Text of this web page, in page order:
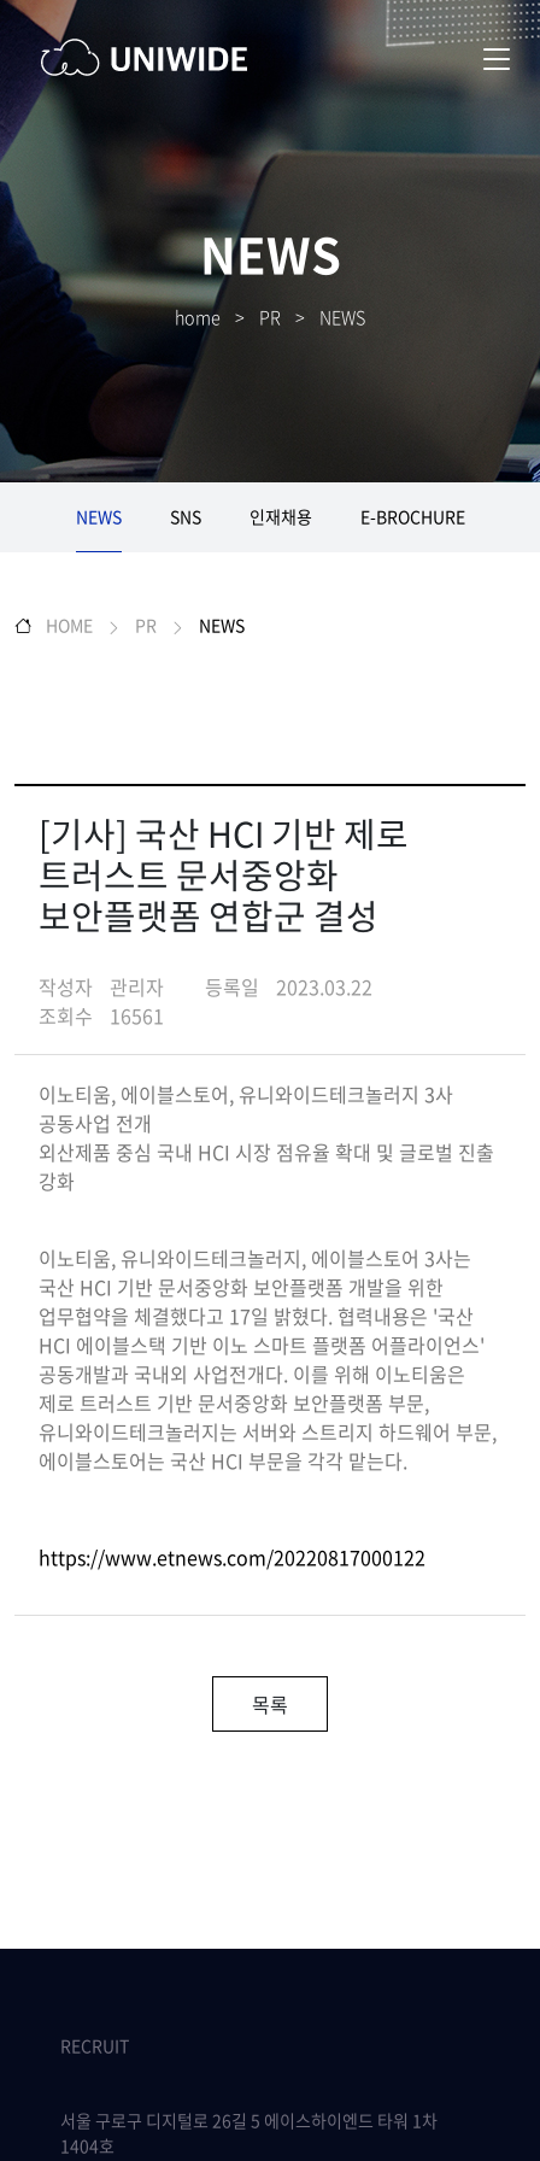
NEWS
home > PR > NEWS
NEWS SNS 인재채용 E-BROCHURE
HOME PR NEWS
[기사] 국산 HCI 기반 제로
트러스트 문서중앙화
보안플랫폼 연합군 결성
작성자 관리자 등록일
2023.03.22
조회수
16561
이노티움, 에이블스토어, 유니와이드테크놀러지 3사
공동사업 전개
외산제품 중심 국내 HCI 시장 점유율 확대 및 글로벌 진출
강화
이노티움, 유니와이드테크놀러지, 에이블스토어 3사는
국산 HCI 기반 문서중앙화 보안플랫폼 개발을 위한
업무협약을 체결했다고 17일 밝혔다. 협력내용은 '국산
HCI 에이블스택 기반 이노 스마트 플랫폼 어플라이언스'
공동개발과 국내외 사업전개다. 이를 위해 이노티움은
제로 트러스트 기반 문서중앙화 보안플랫폼 부문,
유니와이드테크놀러지는 서버와 스트리지 하드웨어 부문,
에이블스토어는 국산 HCI 부문을 각각 맡는다.
https://www.etnews.com/20220817000122
목록
RECRUIT
서울 구로구 디지털로 26길 5 에이스하이엔드 타워 1차
1404호